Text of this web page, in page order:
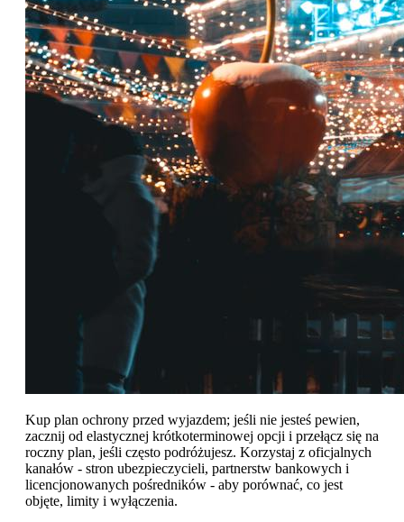
Kup plan ochrony przed wyjazdem; jeśli nie jesteś pewien,
zacznij od elastycznej krótkoterminowej opcji i przełącz się na
roczny plan, jeśli często podróżujesz. Korzystaj z oficjalnych
kanałów - stron ubezpieczycieli, partnerstw bankowych i
licencjonowanych pośredników - aby porównać, co jest
objęte, limity i wyłączenia.